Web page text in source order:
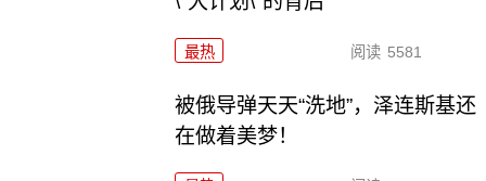
最热 阅读 5581
被俄导弹天天“洗地”，泽连斯基还
在做着美梦！